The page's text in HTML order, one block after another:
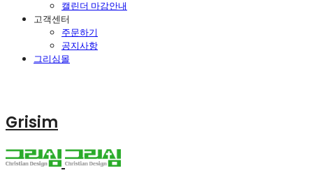
캘린더 마감안내
고객센터
주문하기
공지사항
그리심몰
Grisim